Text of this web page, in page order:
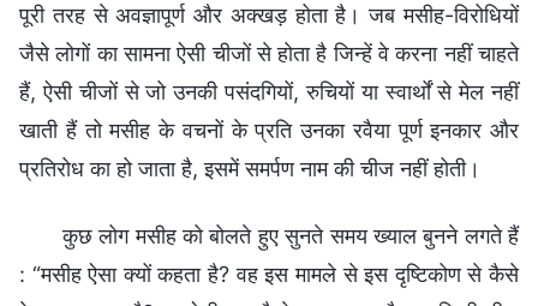
पूरी तरह से अवज्ञापूर्ण और अक्खड़ होता है। जब मसीह-विरोधियों
जैसे लोगों का सामना ऐसी चीजों से होता है जिन्हें वे करना नहीं चाहते
हैं, ऐसी चीजों से जो उनकी पसंदगियों, रुचियों या स्वार्थों से मेल नहीं
खाती हैं तो मसीह के वचनों के प्रति उनका रवैया पूर्ण इनकार और
प्रतिरोध का हो जाता है, इसमें समर्पण नाम की चीज नहीं होती।
कुछ लोग मसीह को बोलते हुए सुनते समय ख्याल बुनने लगते हैं
: “मसीह ऐसा क्यों कहता है? वह इस मामले से इस दृष्टिकोण से कैसे